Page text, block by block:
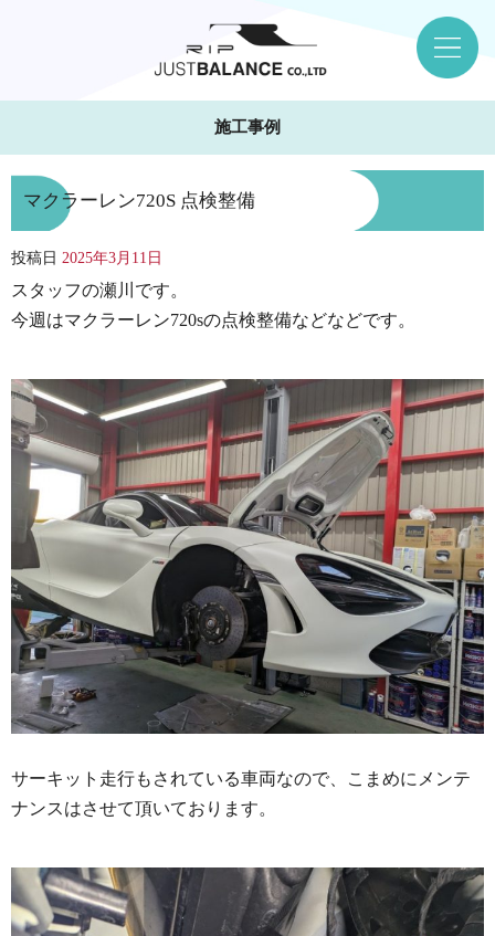
施工事例
マクラーレン720S 点検整備
投稿日 2025年3月11日
スタッフの瀬川です。
今週はマクラーレン720sの点検整備などなどです。
サーキット走行もされている車両なので、こまめにメンテ
ナンスはさせて頂いております。